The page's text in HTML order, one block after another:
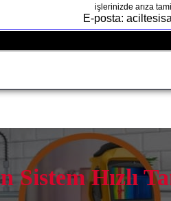
işlerinizde arıza
E-posta:
Sistem Hızlı